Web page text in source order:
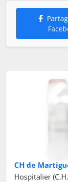
CH de
Hospitalier